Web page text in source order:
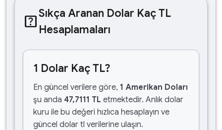
help_centerSıkça Aranan Dolar Kaç TL
Hesaplamaları
1 Dolar Kaç TL?
En güncel verilere göre, 1 Amerikan Doları
şu anda 47,7111 TL etmektedir. Anlık dolar
kuru ile bu değeri hızlıca hesaplayın ve
güncel dolar tl verilerine ulaşın.